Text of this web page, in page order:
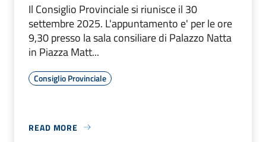
Il Consiglio Provinciale si riunisce il 30
settembre 2025. L'appuntamento e' per le ore
9,30 presso la sala consiliare di Palazzo Natta
in Piazza Matt...
Consiglio Provinciale
READ MORE